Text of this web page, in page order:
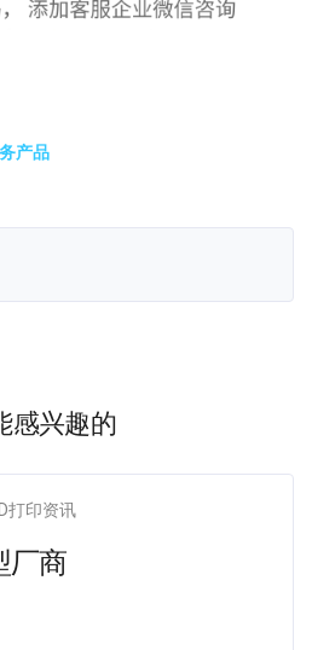
产品
感兴趣的
打印资讯
厂商